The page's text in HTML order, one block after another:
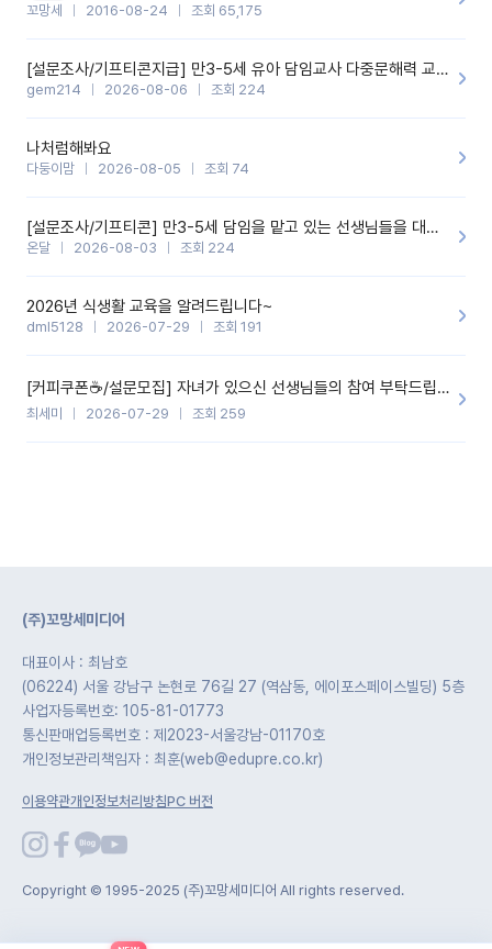
꼬망세 2016-08-24 조회 65,175
[설문조사/기프티콘지급] 만3-5세 유아 담임교사 다중문해력 교육 증진을 위한 설문조사
gem214 2026-08-06 조회 224
나처럼해봐요
다둥이맘 2026-08-05 조회 74
[설문조사/기프티콘] 만3-5세 담임을 맡고 있는 선생님들을 대상으로 설문조사를 합니다!
온달 2026-08-03 조회 224
2026년 식생활 교육을 알려드립니다~
dml5128 2026-07-29 조회 191
[커피쿠폰☕️/설문모집] 자녀가 있으신 선생님들의 참여 부탁드립니다!!
최세미 2026-07-29 조회 259
(주)꼬망세미디어
대표이사 : 최남호
(06224) 서울 강남구 논현로 76길 27 (역삼동, 에이포스페이스빌딩) 5층
사업자등록번호: 105-81-01773
통신판매업등록번호 : 제2023-서울강남-01170호
개인정보관리책임자 : 최훈(web@edupre.co.kr)
이용약관개인정보처리방침PC 버전
Copyright © 1995-2025 (주)꼬망세미디어 All rights reserved.